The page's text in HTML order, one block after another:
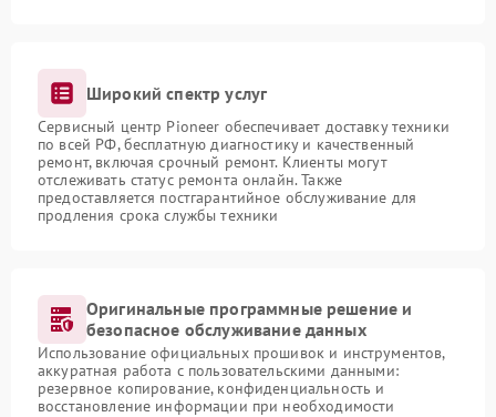
Широкий спектр услуг
Сервисный центр Pioneer обеспечивает доставку техники
по всей РФ, бесплатную диагностику и качественный
ремонт, включая срочный ремонт. Клиенты могут
отслеживать статус ремонта онлайн. Также
предоставляется постгарантийное обслуживание для
продления срока службы техники
Оригинальные программные решение и
безопасное обслуживание данных
Использование официальных прошивок и инструментов,
аккуратная работа с пользовательскими данными:
резервное копирование, конфиденциальность и
восстановление информации при необходимости